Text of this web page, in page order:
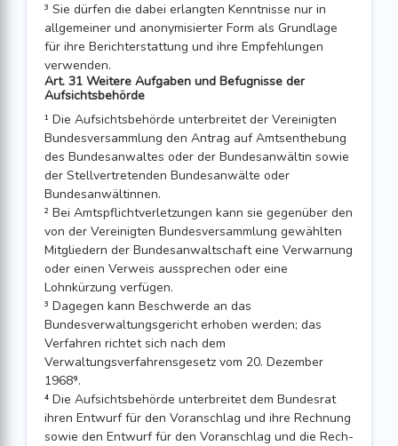
³ Sie dürfen die dabei erlangten Kenntnisse nur in
allgemeiner und anonymisierter Form als Grundlage
für ihre Berichterstattung und ihre Empfehlungen
verwenden.
Art. 31 Weitere Aufgaben und Befugnisse der
Aufsichtsbehörde
¹ Die Aufsichtsbehörde unterbreitet der Vereinigten
Bundesversammlung den Antrag auf Amtsenthebung
des Bundesanwaltes oder der Bundesanwältin sowie
der Stellvertretenden Bundesanwälte oder
Bundesanwältinnen.
² Bei Amtspflichtverletzungen kann sie gegenüber den
von der Vereinigten Bundes­versammlung gewählten
Mitgliedern der Bundesanwaltschaft eine Verwarnung
oder einen Verweis aussprechen oder eine
Lohnkürzung verfügen.
³ Dagegen kann Beschwerde an das
Bundesverwaltungsgericht erhoben werden; das
Verfahren richtet sich nach dem
Verwaltungsverfahrensgesetz vom 20. Dezember
1968⁹.
⁴ Die Aufsichtsbehörde unterbreitet dem Bundesrat
ihren Entwurf für den Voran­schlag und ihre Rechnung
sowie den Entwurf für den Voranschlag und die Rech­